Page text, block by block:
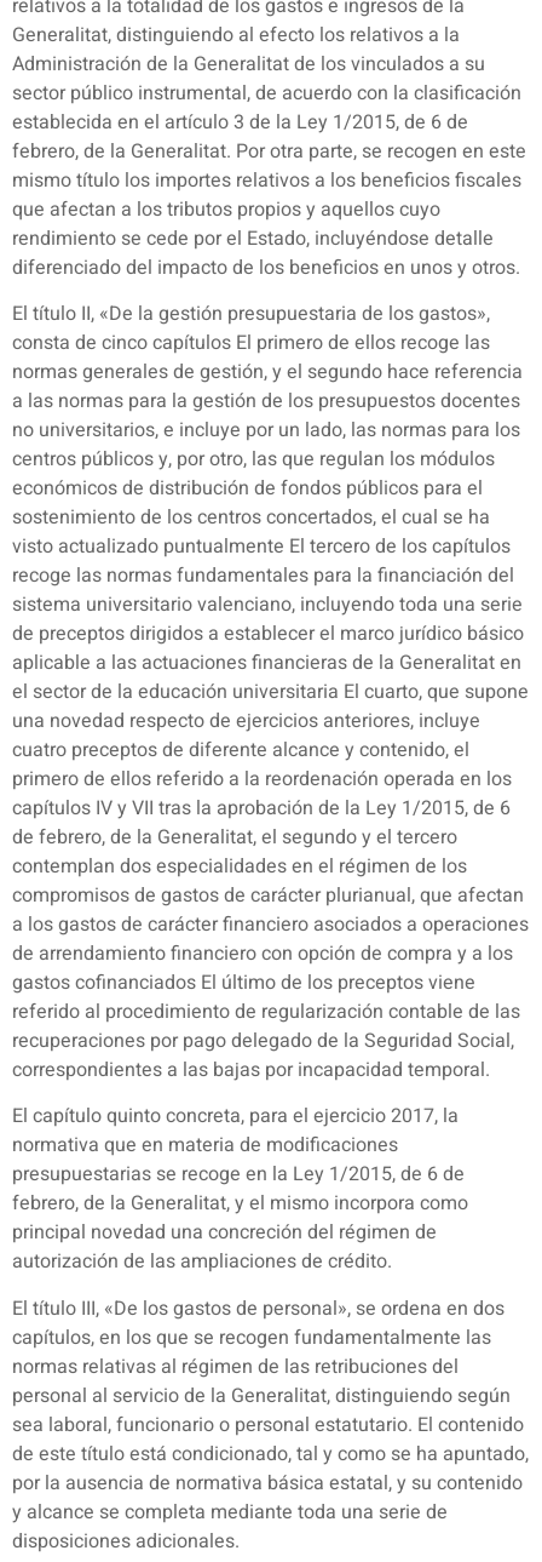
Generalitat, distinguiendo al efecto los relativos a la
Administración de la Generalitat de los vinculados a su
sector público instrumental, de acuerdo con la clasificación
establecida en el artículo 3 de la Ley 1/2015, de 6 de
febrero, de la Generalitat. Por otra parte, se recogen en este
mismo título los importes relativos a los beneficios fiscales
que afectan a los tributos propios y aquellos cuyo
rendimiento se cede por el Estado, incluyéndose detalle
diferenciado del impacto de los beneficios en unos y otros.
El título II, «De la gestión presupuestaria de los gastos»,
consta de cinco capítulos El primero de ellos recoge las
normas generales de gestión, y el segundo hace referencia
a las normas para la gestión de los presupuestos docentes
no universitarios, e incluye por un lado, las normas para los
centros públicos y, por otro, las que regulan los módulos
económicos de distribución de fondos públicos para el
sostenimiento de los centros concertados, el cual se ha
visto actualizado puntualmente El tercero de los capítulos
recoge las normas fundamentales para la financiación del
sistema universitario valenciano, incluyendo toda una serie
de preceptos dirigidos a establecer el marco jurídico básico
aplicable a las actuaciones financieras de la Generalitat en
el sector de la educación universitaria El cuarto, que supone
una novedad respecto de ejercicios anteriores, incluye
cuatro preceptos de diferente alcance y contenido, el
primero de ellos referido a la reordenación operada en los
capítulos IV y VII tras la aprobación de la Ley 1/2015, de 6
de febrero, de la Generalitat, el segundo y el tercero
contemplan dos especialidades en el régimen de los
compromisos de gastos de carácter plurianual, que afectan
a los gastos de carácter financiero asociados a operaciones
de arrendamiento financiero con opción de compra y a los
gastos cofinanciados El último de los preceptos viene
referido al procedimiento de regularización contable de las
recuperaciones por pago delegado de la Seguridad Social,
correspondientes a las bajas por incapacidad temporal.
El capítulo quinto concreta, para el ejercicio 2017, la
normativa que en materia de modificaciones
presupuestarias se recoge en la Ley 1/2015, de 6 de
febrero, de la Generalitat, y el mismo incorpora como
principal novedad una concreción del régimen de
autorización de las ampliaciones de crédito.
El título III, «De los gastos de personal», se ordena en dos
capítulos, en los que se recogen fundamentalmente las
normas relativas al régimen de las retribuciones del
personal al servicio de la Generalitat, distinguiendo según
sea laboral, funcionario o personal estatutario. El contenido
de este título está condicionado, tal y como se ha apuntado,
por la ausencia de normativa básica estatal, y su contenido
y alcance se completa mediante toda una serie de
disposiciones adicionales.